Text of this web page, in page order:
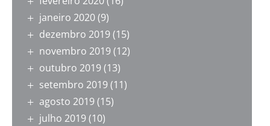
janeiro 2020(9)
dezembro 2019(15)
novembro 2019(12)
outubro 2019(13)
setembro 2019(11)
agosto 2019(15)
julho 2019(10)